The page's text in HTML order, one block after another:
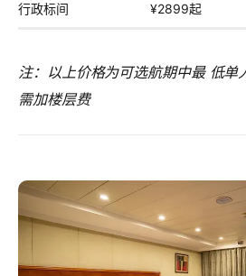
行政标间 ¥2899起
注：以上价格为可选航期中最 低单
需加楼层费